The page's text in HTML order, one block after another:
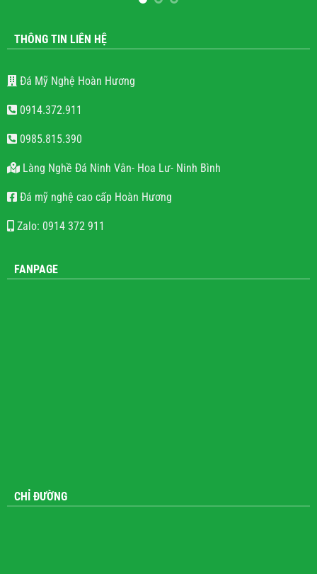
lượng.
Đá Mỹ Nghệ Hoàn Hương
0914.372.911
0985.815.390
Làng Nghề Đá Ninh Vân- Hoa Lư- Ninh Bình
Đá mỹ nghệ cao cấp Hoàn Hương